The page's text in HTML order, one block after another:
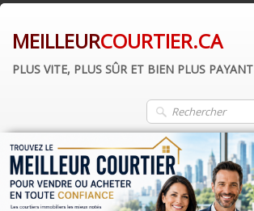
MEILLEURCOURTIER.CA
PLUS VITE, PLUS SÛR ET BIEN PLUS PAYANT